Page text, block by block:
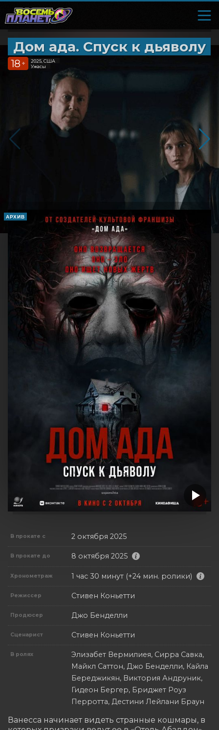
Дом ада. Спуск к дьяволу
18 +
2025, США
Ужасы
АРХИВ
В прокате с 2 октября 2025
В прокате до 8 октября 2025
Хронометраж 1 час 30 минут (+24 мин. ролики)
Режиссер Стивен Коньетти
Продюсер Джо Бенделли
Сценарист Стивен Коньетти
В ролях
Элизабет Вермилиея, Сирра Савка,
Майкл Саттон, Джо Бенделли, Кайла
Береджикян, Виктория Андруник,
Гидеон Бергер, Бриджет Роуз
Перротта, Дестини Лейлани Браун
Ванесса начинает видеть странные кошмары, в